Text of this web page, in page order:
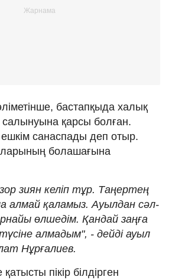
бастапқыда халық
қарсы болған.
санаспады деп отыр.
болашағына
зиян келіп тұр. Таңертең
алмай қаламыз. Ауылдан сәл-
өлшедім. Қандай заңға
алмадым", - дейді ауыл
Нұрғалиев.
пікір білдірген